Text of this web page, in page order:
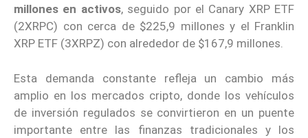
millones en activos, seguido por el Canary XRP ETF
(2XRPC) con cerca de $225,9 millones y el Franklin
XRP ETF (3XRPZ) con alrededor de $167,9 millones.
Esta demanda constante refleja un cambio más
amplio en los mercados cripto, donde los vehículos
de inversión regulados se convirtieron en un puente
importante entre las finanzas tradicionales y los